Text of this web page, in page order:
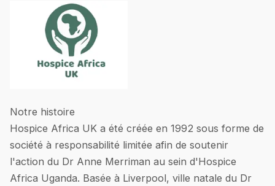
Notre histoire
Hospice Africa UK a été créée en 1992 sous forme de
société à responsabilité limitée afin de soutenir
l'action du Dr Anne Merriman au sein d'Hospice
Africa Uganda. Basée à Liverpool, ville natale du Dr